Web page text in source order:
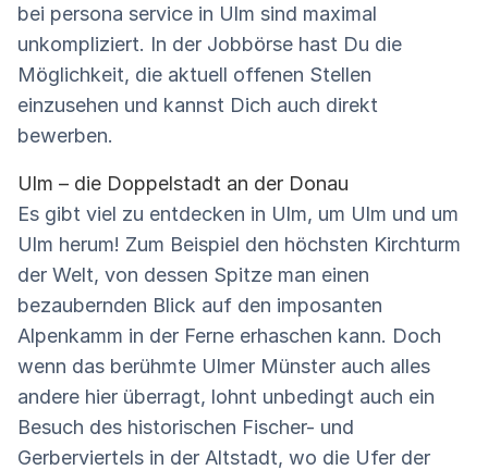
bei persona service in Ulm sind maximal
unkompliziert. In der Jobbörse hast Du die
Möglichkeit, die aktuell offenen Stellen
einzusehen und kannst Dich auch direkt
bewerben.
Ulm – die Doppelstadt an der Donau
Es gibt viel zu entdecken in Ulm, um Ulm und um
Ulm herum! Zum Beispiel den höchsten Kirchturm
der Welt, von dessen Spitze man einen
bezaubernden Blick auf den imposanten
Alpenkamm in der Ferne erhaschen kann. Doch
wenn das berühmte Ulmer Münster auch alles
andere hier überragt, lohnt unbedingt auch ein
Besuch des historischen Fischer- und
Gerberviertels in der Altstadt, wo die Ufer der